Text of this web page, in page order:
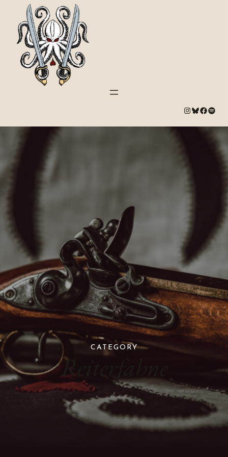
# Bluesky # Spotify
CATEGORY
Reiterfahne